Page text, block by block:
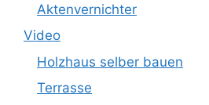
Aktenvernichter
Video
Holzhaus selber bauen
Terrasse